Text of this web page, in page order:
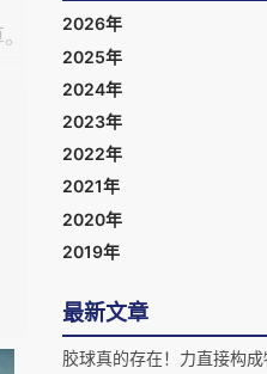
2026年
2025年
2024年
2023年
2022年
2021年
2020年
2019年
最新文章